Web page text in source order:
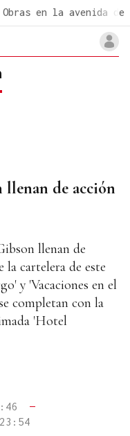
Obras en la avenida de
de acción
llenan de
la cartelera de este
y 'Vacaciones en el
completan con la
'Hotel
—